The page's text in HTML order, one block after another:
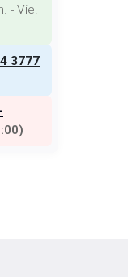
- Vie.
3777
)